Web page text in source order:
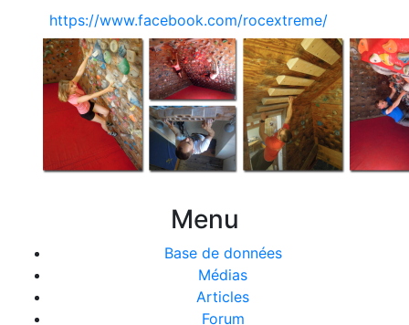
https://www.facebook.com/rocextreme/
Menu
Base de données
Médias
Articles
Forum